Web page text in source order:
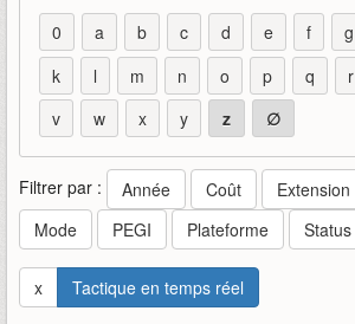
0 a b c d e f g
k
l m n o p q r
v
w x y z ∅
Filtrer par : Année Coût Extension
Mode
PEGI Plateforme Status
x Tactique en temps réel